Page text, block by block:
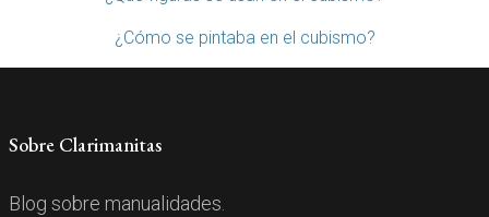
¿Cómo se pintaba en el cubismo?
Sobre Clarimanitas
Blog sobre manualidades.